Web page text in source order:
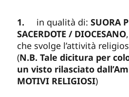
1. in qualità di: SUORA
SACERDOTE / DIOCESANO,
che svolge l’attività
(N.B. Tale dicitura per
un visto rilasciato
MOTIVI RELIGIOSI)